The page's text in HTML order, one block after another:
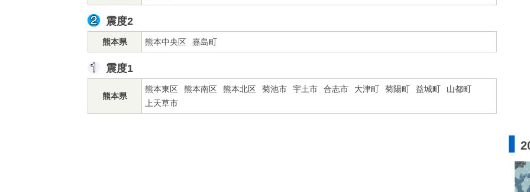
震度2
熊本県 熊本中央区 嘉島町
震度1
熊本県
熊本東区 熊本南区 熊本北区 菊池市 宇土市 合志市 大津町 菊陽町 益城町
山都町
上天草市